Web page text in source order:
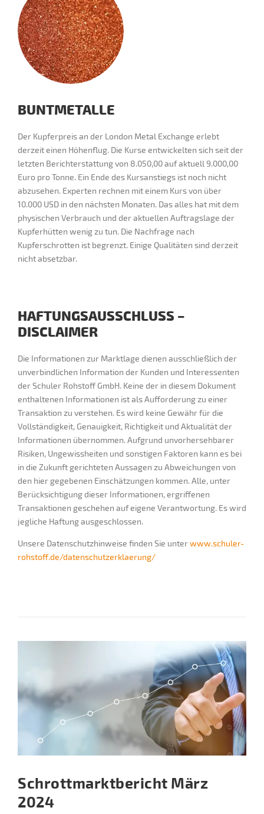
BUNTMETALLE
Der Kupferpreis an der London Metal Exchange erlebt
derzeit einen Höhenflug. Die Kurse entwickelten sich seit der
letzten Berichterstattung von 8.050,00 auf aktuell 9.000,00
Euro pro Tonne. Ein Ende des Kursanstiegs ist noch nicht
abzusehen. Experten rechnen mit einem Kurs von über
10.000 USD in den nächsten Monaten. Das alles hat mit dem
physischen Verbrauch und der aktuellen Auftragslage der
Kupferhütten wenig zu tun. Die Nachfrage nach
Kupferschrotten ist begrenzt. Einige Qualitäten sind derzeit
nicht absetzbar.
HAFTUNGSAUSSCHLUSS –
DISCLAIMER
Die Informationen zur Marktlage dienen ausschließlich der
unverbindlichen Information der Kunden und Interessenten
der Schuler Rohstoff GmbH. Keine der in diesem Dokument
enthaltenen Informationen ist als Aufforderung zu einer
Transaktion zu verstehen. Es wird keine Gewähr für die
Vollständigkeit, Genauigkeit, Richtigkeit und Aktualität der
Informationen übernommen. Aufgrund unvorhersehbarer
Risiken, Ungewissheiten und sonstigen Faktoren kann es bei
in die Zukunft gerichteten Aussagen zu Abweichungen von
den hier gegebenen Einschätzungen kommen. Alle, unter
Berücksichtigung dieser Informationen, ergriffenen
Transaktionen geschehen auf eigene Verantwortung. Es wird
jegliche Haftung ausgeschlossen.
Unsere Datenschutzhinweise finden Sie unterwww.schuler-
rohstoff.de/datenschutzerklaerung/
Schrottmarktbericht März
2024